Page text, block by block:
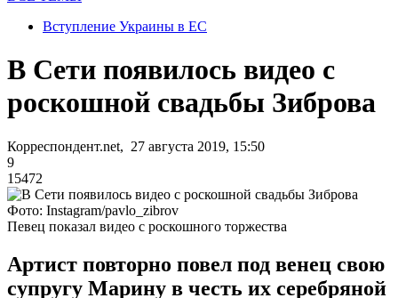
Вступление Украины в ЕС
В Сети появилось видео с
роскошной свадьбы Зиброва
Корреспондент.net, 27 августа 2019, 15:50
9
15472
Фото: Instagram/pavlo_zibrov
Певец показал видео с роскошного торжества
Артист повторно повел под венец свою
супругу Марину в честь их серебряной